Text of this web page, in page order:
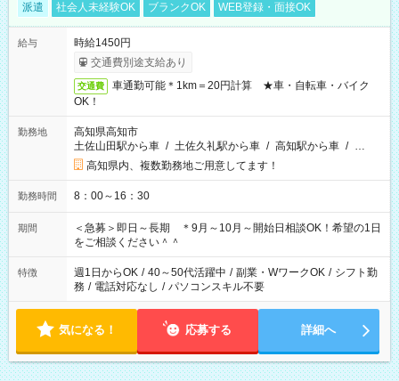
派遣 社会人未経験OK ブランクOK WEB登録・面接OK
給与
時給1450円
交通費別途支給あり
交通費
車通勤可能＊1km＝20円計算 ★車・自転車・バイク
OK！
勤務地
高知県高知市
土佐山田駅から車 / 土佐久礼駅から車 / 高知駅から車 / …
高知県内、複数勤務地ご用意してます！
勤務時間 8：00～16：30
期間
＜急募＞即日～長期 ＊9月～10月～開始日相談OK！希望の1日
をご相談ください＾＾
特徴 週1日からOK / 40～50代活躍中 / 副業・WワークOK / シフト勤
務 / 電話対応なし / パソコンスキル不要
気になる！ 応募する 詳細へ